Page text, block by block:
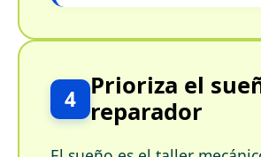
4 Prioriza el
reparador